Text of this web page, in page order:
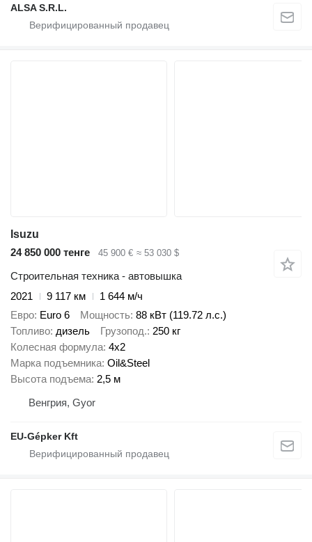
ALSA S.R.L.
Isuzu
24 850 000 тенге
45 900 € ≈ 53 030 $
Строительная техника - автовышка
2021
9 117 км
1 644 м/ч
Евро Euro 6 Мощность 88 кВт (119.72 л.с.)
Топливо дизель Грузопод. 250 кг
Колесная формула 4x2
Марка подъемника Oil&Steel
Высота подъема 2,5 м
Венгрия, Gyor
EU-Gépker Kft